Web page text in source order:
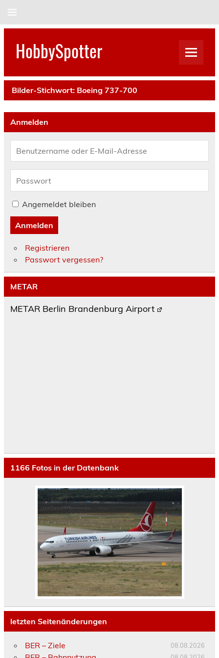
HobbySpotter
Bilder-Stichwort: Boeing 737-700
Anmelden
Angemeldet bleiben
Anmelden
Registrieren
Passwort vergessen?
METAR
METAR Berlin Brandenburg Airport
1166 Fotos in der Datenbank
letzten Seitenänderungen
BER – Ziele 08.08.2026